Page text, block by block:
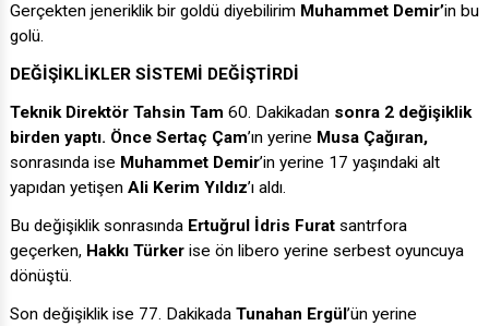
Gerçekten jeneriklik bir goldü diyebilirim Muhammet Demir’in bu
golü.
DEĞİŞİKLİKLER SİSTEMİ DEĞİŞTİRDİ
Teknik Direktör Tahsin Tam 60. Dakikadan sonra 2 değişiklik
birden yaptı. Önce Sertaç Çam’ın yerine Musa Çağıran,
sonrasında ise Muhammet Demir’in yerine 17 yaşındaki alt
yapıdan yetişen Ali Kerim Yıldız’ı aldı.
Bu değişiklik sonrasında Ertuğrul İdris Furat santrfora
geçerken, Hakkı Türker ise ön libero yerine serbest oyuncuya
dönüştü.
Son değişiklik ise 77. Dakikada Tunahan Ergül ’ün yerine